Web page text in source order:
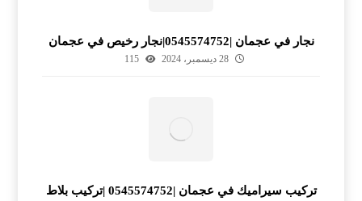
نجار في عجمان |0545574752|نجار رخيص في عجمان
28 ديسمبر، 2024 115
تركيب سيراميك في عجمان |0545574752 |تركيب بلاط